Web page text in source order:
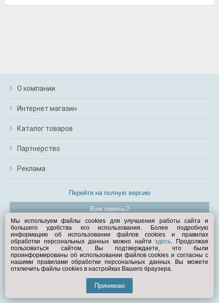
О компании
Интернет магазин
Каталог товаров
Партнерство
Реклама
Перейти на полную версию
Вам помочь?
© Exist.ru 1998—2026
Мы используем файлы cookies для улучшения работы сайта и
большего удобства его использования. Более подробную
информацию об использовании файлов cookies и правилах
обработки персональных данных можно найтиздесь. Продолжая
пользоваться сайтом, Вы подтверждаете, что были
проинформированы об использовании файлов cookies и согласны с
нашими правилами обработки персональных данных. Вы можете
отключить файлы cookies в настройках Вашего браузера.
Принимаю